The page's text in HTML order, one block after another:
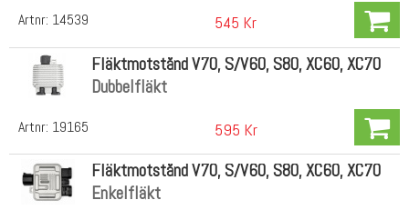
Artnr: 14539 545 Kr
Artnr: 19165
Fläktmotstånd V70, S/V60, S80, XC60, XC70
Dubbelfläkt
595 Kr
Fläktmotstånd V70, S/V60, S80, XC60, XC70
Enkelfläkt